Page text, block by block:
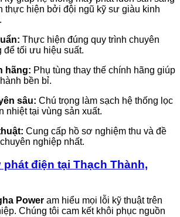
thực hiện bởi đội ngũ kỹ sư giàu kinh
Thực hiện đúng quy trình chuyên
để tối ưu hiệu suất.
hãng: Phụ tùng thay thế chính hãng giúp
bền bỉ.
sâu: Chú trọng làm sạch hệ thống lọc
nhiệt tại vùng sản xuất.
Cung cấp hồ sơ nghiệm thu và đề
nghiệp nhất.
điện tại Thạch Thành,
Power am hiểu mọi lỗi kỹ thuật trên
Chúng tôi cam kết khôi phục nguồn